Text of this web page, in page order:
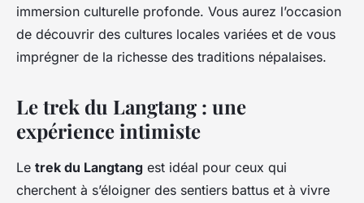
immersion culturelle profonde. Vous aurez l’occasion
de découvrir des cultures locales variées et de vous
imprégner de la richesse des traditions népalaises.
Le trek du Langtang : une
expérience intimiste
Le trek du Langtang est idéal pour ceux qui
cherchent à s’éloigner des sentiers battus et à vivre